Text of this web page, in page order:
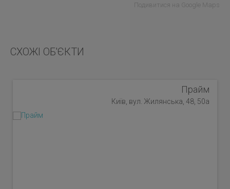
Подивитися на Google Maps
СХОЖІ ОБ'ЄКТИ
Прайм
Київ, вул. Жилянська, 48, 50а